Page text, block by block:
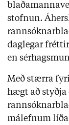
stofnun.
daglegar
en
Með stærra
hægt að styðja
málefnum